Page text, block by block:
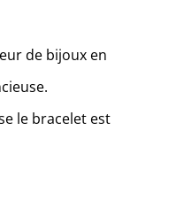
de bijoux en
le bracelet est